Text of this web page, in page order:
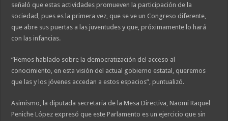
señaló que estas actividades promueven la participación de la
sociedad, pues es la primera vez, que se ve un Congreso diferente,
que abre sus puertas a las juventudes y que, próximamente lo hará
con las infancias.
“Hemos hablado sobre la democratización del acceso al
conocimiento, en esta visión del actual gobierno estatal, queremos
que las y los jóvenes accedan a estos espacios”, puntualizó.
Asimismo, la diputada secretaria de la Mesa Directiva, Naomi Raquel
Peniche López expresó que este Parlamento es un ejercicio que sin